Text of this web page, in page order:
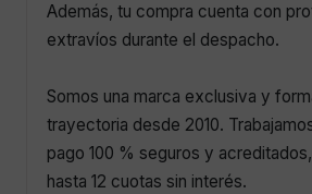
Además, tu compra cuenta con
extravíos durante el despacho.
Somos una marca exclusiva y
trayectoria desde 2010.
pago 100 % seguros y
hasta 12 cuotas sin interés.